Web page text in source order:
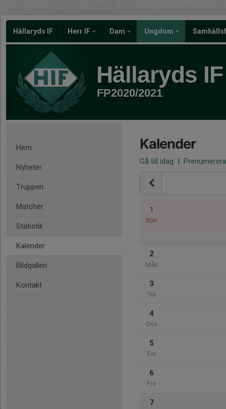
Hällaryds IF Herr IF Dam Ungdom
Hällaryds IF
FP2020/2021
Hem
Nyheter
Truppen
Matcher
Statistik
Kalender
Bildgalleri
Kontakt
Kalender
Gå till idag | Prenumerera
1
Sön
2
Mån
3
Tis
4
Ons
5
Tor
6
Fre
7